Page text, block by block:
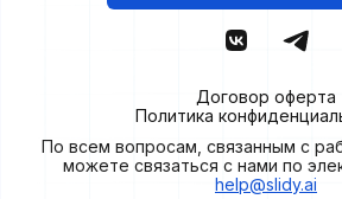
Договор оферта
Политика
По всем вопросам, связанным с
можете связаться с нами по
help@slidy.ai